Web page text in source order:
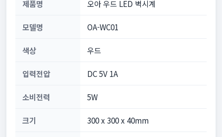
제품명 오아 우드 LED 벽시계
모델명 OA-WC01
색상 우드
입력전압 DC 5V 1A
소비전력 5W
크기 300 x 300 x 40mm